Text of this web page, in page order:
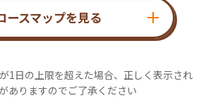
ースマップを見る
1日の上限を超えた場合、正しく表示され
ありますのでご了承ください